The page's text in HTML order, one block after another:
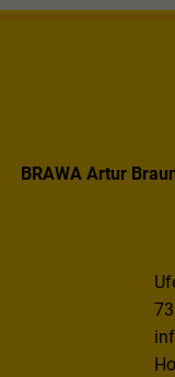
BRAWA Artur